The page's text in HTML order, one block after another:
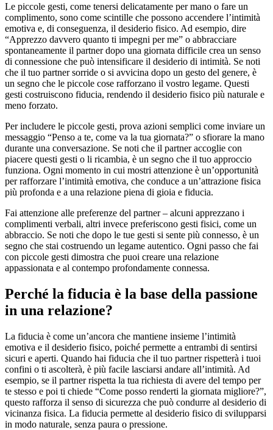
Le piccole gesti, come tenersi delicatamente per mano o fare un
complimento, sono come scintille che possono accendere l’intimità
emotiva e, di conseguenza, il desiderio fisico. Ad esempio, dire
“Apprezzo davvero quanto ti impegni per me” o abbracciare
spontaneamente il partner dopo una giornata difficile crea un senso
di connessione che può intensificare il desiderio di intimità. Se noti
che il tuo partner sorride o si avvicina dopo un gesto del genere, è
un segno che le piccole cose rafforzano il vostro legame. Questi
gesti costruiscono fiducia, rendendo il desiderio fisico più naturale e
meno forzato.
Per includere le piccole gesti, prova azioni semplici come inviare un
messaggio “Penso a te, come va la tua giornata?” o sfiorare la mano
durante una conversazione. Se noti che il partner accoglie con
piacere questi gesti o li ricambia, è un segno che il tuo approccio
funziona. Ogni momento in cui mostri attenzione è un’opportunità
per rafforzare l’intimità emotiva, che conduce a un’attrazione fisica
più profonda e a una relazione piena di gioia e fiducia.
Fai attenzione alle preferenze del partner – alcuni apprezzano i
complimenti verbali, altri invece preferiscono gesti fisici, come un
abbraccio. Se noti che dopo le tue gesti si sente più connesso, è un
segno che stai costruendo un legame autentico. Ogni passo che fai
con piccole gesti dimostra che puoi creare una relazione
appassionata e al contempo profondamente connessa.
Perché la fiducia è la base della passione
in una relazione?
La fiducia è come un’ancora che mantiene insieme l’intimità
emotiva e il desiderio fisico, poiché permette a entrambi di sentirsi
sicuri e aperti. Quando hai fiducia che il tuo partner rispetterà i tuoi
confini o ti ascolterà, è più facile lasciarsi andare all’intimità. Ad
esempio, se il partner rispetta la tua richiesta di avere del tempo per
te stesso e poi ti chiede “Come posso renderti la giornata migliore?”,
questo rafforza il senso di sicurezza che può condurre al desiderio di
vicinanza fisica. La fiducia permette al desiderio fisico di svilupparsi
in modo naturale, senza paura o pressione.